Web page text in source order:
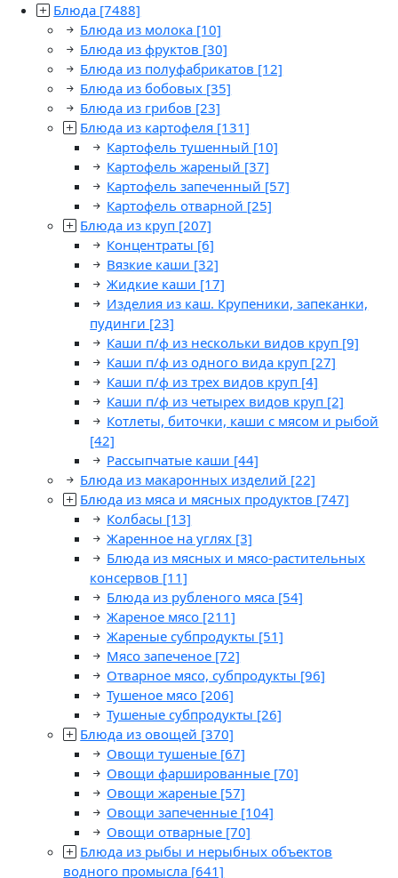
Блюда [7488]
Блюда из молока [10]
Блюда из фруктов [30]
Блюда из полуфабрикатов [12]
Блюда из бобовых [35]
Блюда из грибов [23]
Блюда из картофеля [131]
Картофель тушенный [10]
Картофель жареный [37]
Картофель запеченный [57]
Картофель отварной [25]
Блюда из круп [207]
Концентраты [6]
Вязкие каши [32]
Жидкие каши [17]
Изделия из каш. Крупеники, запеканки,
пудинги [23]
Каши п/ф из нескольки видов круп [9]
Каши п/ф из одного вида круп [27]
Каши п/ф из трех видов круп [4]
Каши п/ф из четырех видов круп [2]
Котлеты, биточки, каши с мясом и рыбой
[42]
Рассыпчатые каши [44]
Блюда из макаронных изделий [22]
Блюда из мяса и мясных продуктов [747]
Колбасы [13]
Жаренное на углях [3]
Блюда из мясных и мясо-растительных
консервов [11]
Блюда из рубленого мяса [54]
Жареное мясо [211]
Жареные субпродукты [51]
Мясо запеченое [72]
Отварное мясо, субпродукты [96]
Тушеное мясо [206]
Тушеные субпродукты [26]
Блюда из овощей [370]
Овощи тушеные [67]
Овощи фаршированные [70]
Овощи жареные [57]
Овощи запеченные [104]
Овощи отварные [70]
Блюда из рыбы и нерыбных объектов
водного промысла [641]